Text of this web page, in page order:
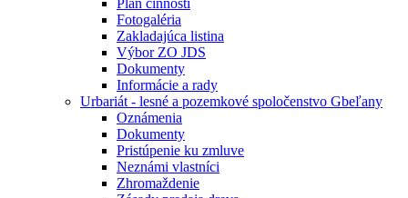
Plán činností
Fotogaléria
Zakladajúca listina
Výbor ZO JDS
Dokumenty
Informácie a rady
Urbariát - lesné a pozemkové spoločenstvo Gbeľany
Oznámenia
Dokumenty
Pristúpenie ku zmluve
Neznámi vlastníci
Zhromaždenie